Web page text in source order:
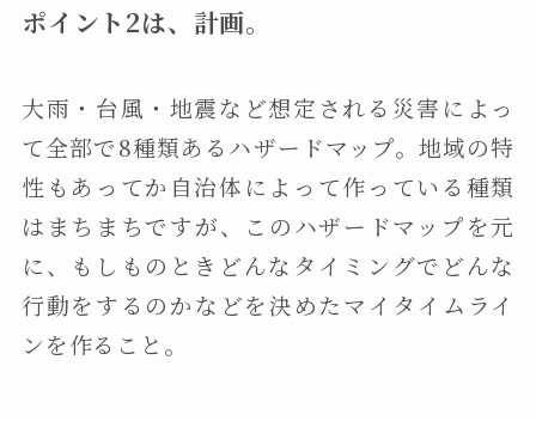
ポイント2は、計画。
大雨・台風・地震など想定される災害によっ
て全部で8種類あるハザードマップ。地域の特
性もあってか自治体によって作っている種類
はまちまちですが、このハザードマップを元
に、もしものときどんなタイミングでどんな
行動をするのかなどを決めたマイタイムライ
ンを作ること。